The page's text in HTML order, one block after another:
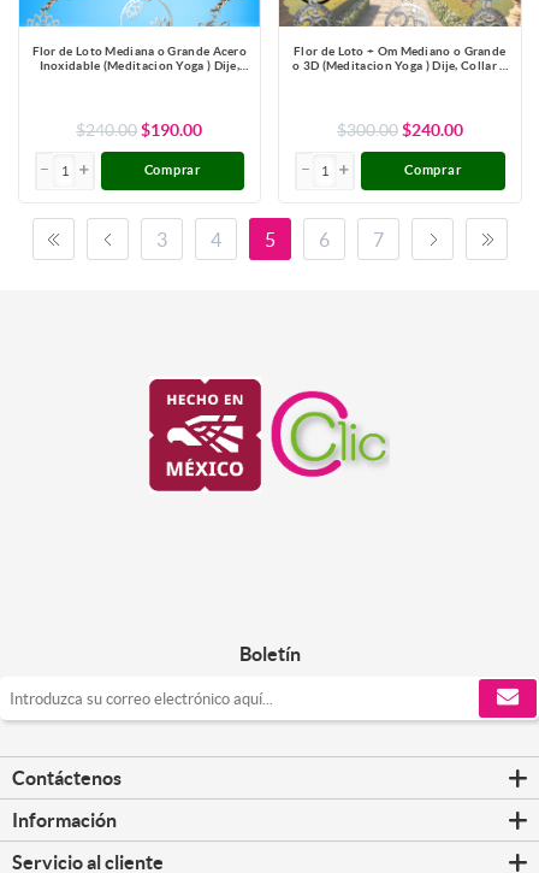
Flor de Loto Mediana o Grande Acero
Inoxidable (Meditacion Yoga ) Dije,
$240.00 $190.00
Comprar
Flor de Loto + Om Mediano o Grande
o 3D (Meditacion Yoga ) Dije, Collar o
$300.00 $240.00
Comprar
3 4 5 6 7
Boletín
Contáctenos
Información
Servicio al cliente